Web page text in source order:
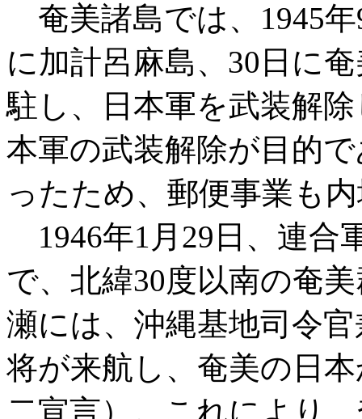
奄美諸島では、1945
に加計呂麻島、30日に
駐し、日本軍を武装解
本軍の武装解除が目的
ったため、郵便事業も
1946年1月29日、連合
で、北緯30度以南の奄
瀬には、沖縄基地司令
将が来航し、奄美の日
二宣言）。これにより